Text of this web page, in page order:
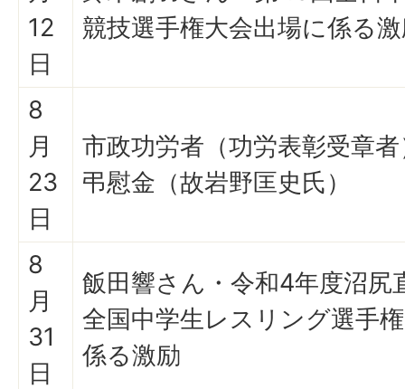
12
日
競技選手権大会出場に係る
8
月
23
日
市政功労者（功労表彰受章
弔慰金（故岩野匡史氏）
8
月
31
日
飯田響さん・令和4年度沼尻
全国中学生レスリング選手
係る激励